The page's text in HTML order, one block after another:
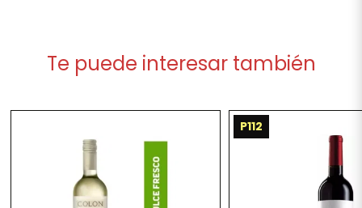
Te puede interesar también
P112